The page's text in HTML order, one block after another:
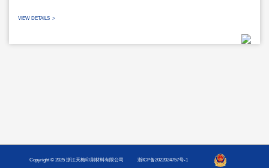
VIEW DETAILS >
Copyright © 2025 浙江天梅印刷材料有限公司 浙ICP备2022024757号-1